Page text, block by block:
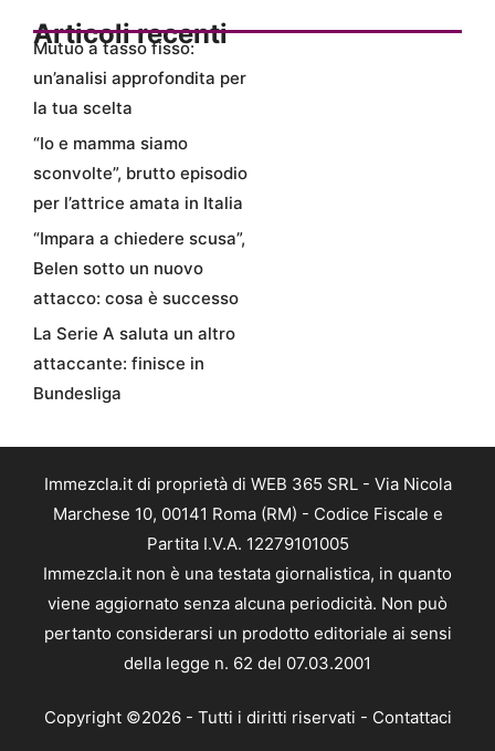
Articoli recenti
Mutuo a tasso fisso:
un’analisi approfondita per
la tua scelta
“Io e mamma siamo
sconvolte”, brutto episodio
per l’attrice amata in Italia
“Impara a chiedere scusa”,
Belen sotto un nuovo
attacco: cosa è successo
La Serie A saluta un altro
attaccante: finisce in
Bundesliga
Immezcla.it di proprietà di WEB 365 SRL - Via Nicola
Marchese 10, 00141 Roma (RM) - Codice Fiscale e
Partita I.V.A. 12279101005
Immezcla.it non è una testata giornalistica, in quanto
viene aggiornato senza alcuna periodicità. Non può
pertanto considerarsi un prodotto editoriale ai sensi
della legge n. 62 del 07.03.2001
Copyright ©2026 - Tutti i diritti riservati - Contattaci